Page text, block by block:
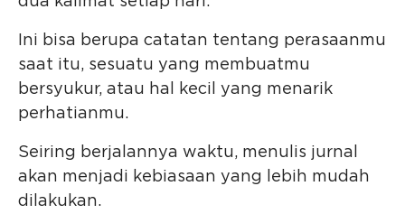
Ini bisa berupa catatan tentang perasaanmu
saat itu, sesuatu yang membuatmu
bersyukur, atau hal kecil yang menarik
perhatianmu.
Seiring berjalannya waktu, menulis jurnal
akan menjadi kebiasaan yang lebih mudah
dilakukan.